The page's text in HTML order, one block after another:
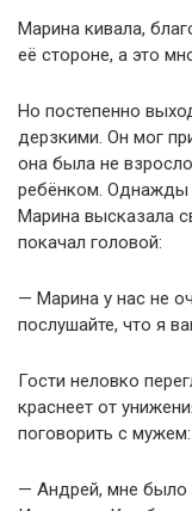
Марина кивала,
её стороне, а это
Но постепенно
дерзкими. Он мог
она была не
ребёнком. Однажды
Марина высказала
покачал головой:
— Марина у нас не
послушайте, что я
Гости неловко
краснеет от
поговорить с мужем:
— Андрей, мне было